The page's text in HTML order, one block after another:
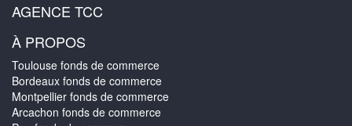
AGENCE TCC
À PROPOS
Toulouse fonds de commerce
Bordeaux fonds de commerce
Montpellier fonds de commerce
Arcachon fonds de commerce